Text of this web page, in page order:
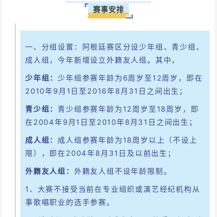
赛事安排
一、分组设置：阿根廷赛区分设少年组、青少组、
成人组，今年新增设立外籍友人组。其中，
少年组： 少年组参赛年龄为6周岁至12周岁，即在
2010年9月1日至2016年8月31日之间出生；
青少组： 青少组参赛年龄为12周岁至18周岁，即
在2004年9月1日至2010年8月31日之间出生；
成人组： 成人组参赛年龄为18周岁以上（不设上
限），即在2004年8月31日及以前出生；
外籍友人组： 外籍友人组不设年龄限制。
1、大赛不接受当前在专业组织或演艺经纪机构从
事歌唱职业的选手参赛。